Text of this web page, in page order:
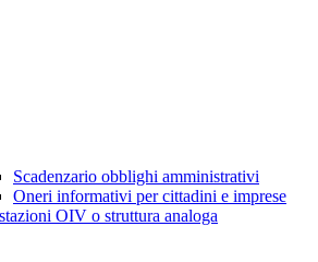
Scadenzario obblighi amministrativi
Oneri informativi per cittadini e imprese
OIV o struttura analoga